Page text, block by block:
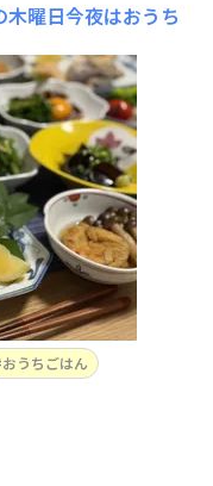
曜日今夜はおうち
おうちごはん